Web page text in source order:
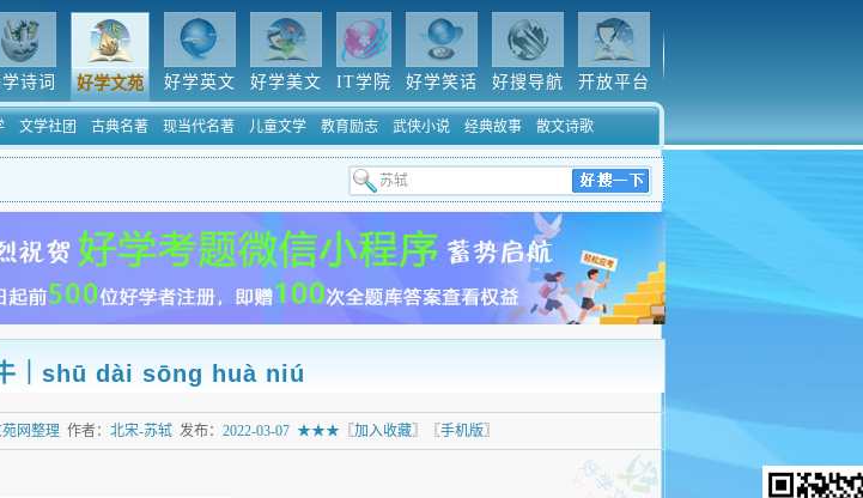
诗词 好学文苑 好学英文 好学美文 IT学院 好学笑话 好搜导航 开放平台
文学社团 古典名著 现当代名著 儿童文学 教育励志 武侠小说 经典故事 散文诗歌
｜shū dài sōng huà niú
网整理 作者： 北宋-苏轼 发布： 2022-03-07 ★★★ 〖加入收藏〗〖手机版 〗